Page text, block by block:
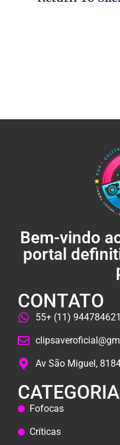
Bem-vindo
portal
CONTATO
55+ (11) 944784621
Av São Miguel,
Fofocas
Críticas